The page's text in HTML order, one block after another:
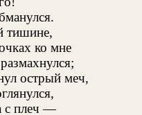
тишине,
ко мне
острый меч,
с плеч —